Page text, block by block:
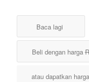
Baca lagi
Beli dengan harga
atau dapatkan